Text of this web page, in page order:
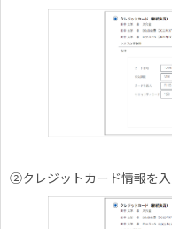
②クレジットカード情報を入